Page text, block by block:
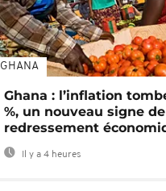
GHANA
Ghana : l’inflation
%, un nouveau signe de
redressement
Il y a 4 heures